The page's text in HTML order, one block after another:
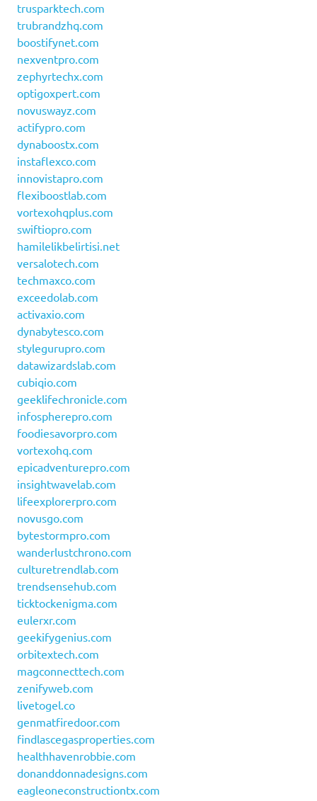
trusparktech.com
trubrandzhq.com
boostifynet.com
nexventpro.com
zephyrtechx.com
optigoxpert.com
novuswayz.com
actifypro.com
dynaboostx.com
instaflexco.com
innovistapro.com
flexiboostlab.com
vortexohqplus.com
swiftiopro.com
hamilelikbelirtisi.net
versalotech.com
techmaxco.com
exceedolab.com
activaxio.com
dynabytesco.com
stylegurupro.com
datawizardslab.com
cubiqio.com
geeklifechronicle.com
infospherepro.com
foodiesavorpro.com
vortexohq.com
epicadventurepro.com
insightwavelab.com
lifeexplorerpro.com
novusgo.com
bytestormpro.com
wanderlustchrono.com
culturetrendlab.com
trendsensehub.com
ticktockenigma.com
eulerxr.com
geekifygenius.com
orbitextech.com
magconnecttech.com
zenifyweb.com
livetogel.co
genmatfiredoor.com
findlascegasproperties.com
healthhavenrobbie.com
donanddonnadesigns.com
eagleoneconstructiontx.com